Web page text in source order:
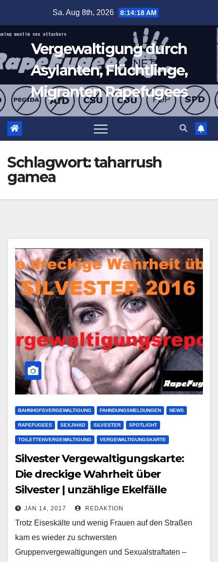
springen
Sa. Aug 8th, 2026 8:14:19 AM
Vergewaltigung durch
Asylanten, Flüchtlinge,
Migranten Rapefugees
Schlagwort:taharrush
gamea
BAHNHOFSVERGEWALTIGUNG FAHNDUNGSMELDUNGEN NEWS
RAPEFUGEES SEXJIHAD SILVESTER SPOTLIGHT
TOILETTENVERGEWALTIGUNG VERGEWALTIGUNGSKARTE
Silvester Vergewaltigungskarte:
Die dreckige Wahrheit über
Silvester | unzählige Ekelfälle
JAN 14, 2017 REDAKTION
Trotz Eiseskälte und wenig Frauen auf den Straßen
kam es wieder zu schwersten
Gruppenvergewaltigungen und Sexualstraftaten –